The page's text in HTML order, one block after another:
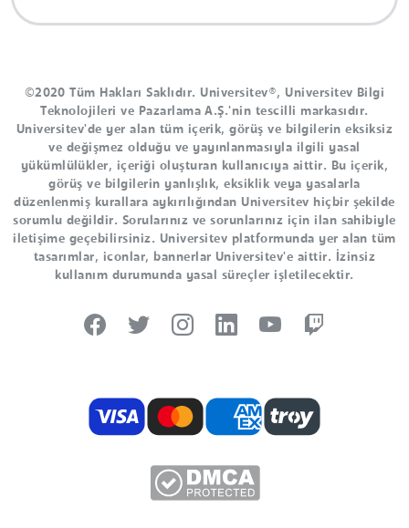
©2020 Tüm Hakları Saklıdır. Universitev®, Universitev Bilgi
Teknolojileri ve Pazarlama A.Ş.'nin tescilli markasıdır.
Universitev'de yer alan tüm içerik, görüş ve bilgilerin eksiksiz
ve değişmez olduğu ve yayınlanmasıyla ilgili yasal
yükümlülükler, içeriği oluşturan kullanıcıya aittir. Bu içerik,
görüş ve bilgilerin yanlışlık, eksiklik veya yasalarla
düzenlenmiş kurallara aykırılığından Universitev hiçbir şekilde
sorumlu değildir. Sorularınız ve sorunlarınız için ilan sahibiyle
iletişime geçebilirsiniz. Universitev platformunda yer alan tüm
tasarımlar, iconlar, bannerlar Universitev'e aittir. İzinsiz
kullanım durumunda yasal süreçler işletilecektir.